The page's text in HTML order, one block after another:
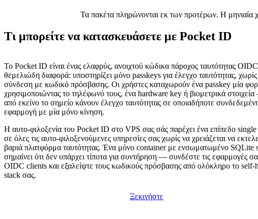
Τα πακέτα πληρώνονται εκ των προτέρων. Η μηνιαία
Τι μπορείτε να κατασκευάσετε με Pocket ID
Το Pocket ID είναι ένας ελαφρύς, ανοιχτού κώδικα πάροχος ταυτότητας
θεμελιώδη διαφορά: υποστηρίζει μόνο passkeys για έλεγχο ταυτότητας,
σύνδεση με κωδικό πρόσβασης. Οι χρήστες καταχωρούν ένα passkey μία
χρησιμοποιώντας το τηλέφωνό τους, ένα hardware key ή βιομετρικά
από εκείνο το σημείο κάνουν έλεγχο ταυτότητας σε οποιαδήποτε
εφαρμογή με μία μόνο κίνηση.
Η αυτο-φιλοξενία του Pocket ID στο VPS σας σάς παρέχει ένα επίπεδο
σε όλες τις αυτο-φιλοξενούμενες υπηρεσίες σας χωρίς να χρειάζεται να
βαριά πλατφόρμα ταυτότητας. Ένα μόνο container με ενσωματωμένο SQLite
σημαίνει ότι δεν υπάρχει τίποτα για συντήρηση — συνδέστε τις εφαρμογές
OIDC clients και εξαλείψτε τους κωδικούς πρόσβασης από ολόκληρο το self-
stack σας.
Ξεκινήστε